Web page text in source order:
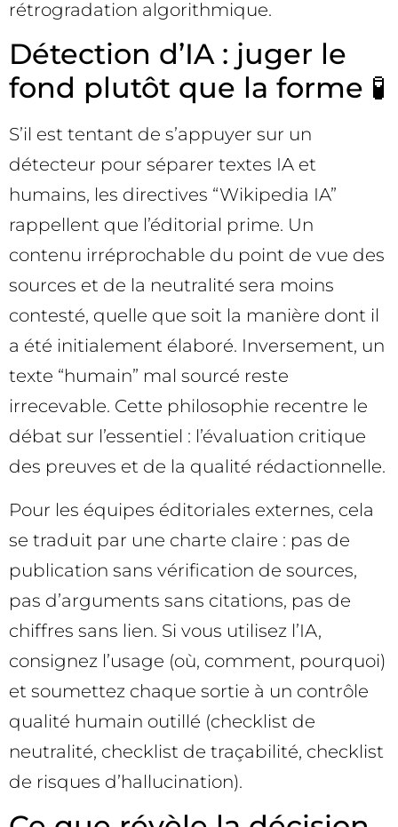
rétrogradation algorithmique.
Détection d’IA : juger le
fond plutôt que la forme 🧪
S’il est tentant de s’appuyer sur un
détecteur pour séparer textes IA et
humains, les directives “Wikipedia IA”
rappellent que l’éditorial prime. Un
contenu irréprochable du point de vue des
sources et de la neutralité sera moins
contesté, quelle que soit la manière dont il
a été initialement élaboré. Inversement, un
texte “humain” mal sourcé reste
irrecevable. Cette philosophie recentre le
débat sur l’essentiel : l’évaluation critique
des preuves et de la qualité rédactionnelle.
Pour les équipes éditoriales externes, cela
se traduit par une charte claire : pas de
publication sans vérification de sources,
pas d’arguments sans citations, pas de
chiffres sans lien. Si vous utilisez l’IA,
consignez l’usage (où, comment, pourquoi)
et soumettez chaque sortie à un contrôle
qualité humain outillé (checklist de
neutralité, checklist de traçabilité, checklist
de risques d’hallucination).